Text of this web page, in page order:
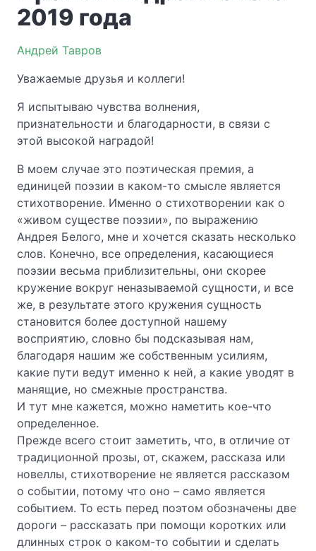
2019 года
Андрей Тавров
Уважаемые друзья и коллеги!
Я испытываю чувства волнения,
признательности и благодарности, в связи с
этой высокой наградой!
В моем случае это поэтическая премия, а
единицей поэзии в каком-то смысле является
стихотворение. Именно о стихотворении как о
«живом существе поэзии», по выражению
Андрея Белого, мне и хочется сказать несколько
слов. Конечно, все определения, касающиеся
поэзии весьма приблизительны, они скорее
кружение вокруг неназываемой сущности, и все
же, в результате этого кружения сущность
становится более доступной нашему
восприятию, словно бы подсказывая нам,
благодаря нашим же собственным усилиям,
какие пути ведут именно к ней, а какие уводят в
манящие, но смежные пространства.
И тут мне кажется, можно наметить кое-что
определенное.
Прежде всего стоит заметить, что, в отличие от
традиционной прозы, от, скажем, рассказа или
новеллы, стихотворение не является рассказом
о событии, потому что оно – само является
событием. То есть перед поэтом обозначены две
дороги – рассказать при помощи коротких или
длинных строк о каком-то событии и сделать